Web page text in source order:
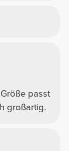
passt
großartig.